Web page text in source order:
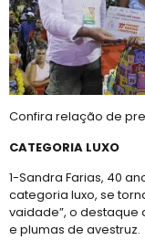
Confira relação de
CATEGORIA LUXO
1-Sandra Farias, 40
categoria luxo, se
vaidade”, o destaque
e plumas de avestruz.